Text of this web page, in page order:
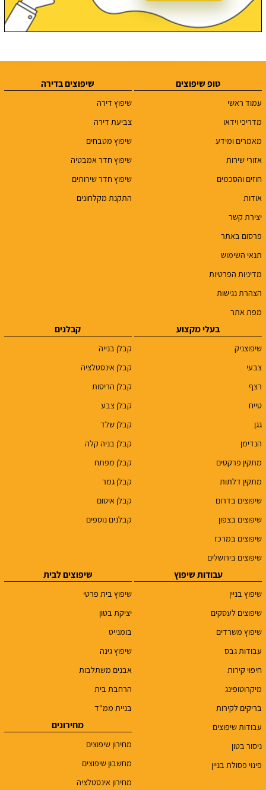
טופ שיפוצים
עמוד ראשי
מדריכי וידאו
מאמרים ומידע
אזורי שירות
חוזים והסכמים
אודות
יצירת קשר
פרסום באתר
תנאי השימוש
מדיניות הפרטיות
הצהרת נגישות
מפת אתר
שיפוצים בדירה
שיפוץ דירה
צביעת דירה
שיפוץ מטבחים
שיפוץ חדר אמבטיה
שיפוץ חדר שירותים
התקנת מקלחונים
בעלי מקצוע
שיפוצניק
צבעי
רצף
טייח
גגן
הנדימן
מתקין פרקטים
מתקין דלתות
שיפוצים בדרום
שיפוצים בצפון
שיפוצים במרכז
שיפוצים בירושלים
קבלנים
קבלן בנייה
קבלן אינסטלציה
קבלן הריסות
קבלן צבע
קבלן שלד
קבלן בניה קלה
קבלן מפתח
קבלן גמר
קבלן איטום
קבלנים נוספים
עבודות שיפוץ
שיפוץ בניין
שיפוצים לעסקים
שיפוץ משרדים
עבודות גבס
חיפוי קירות
מיקרוטופינג
בריקים לקירות
עבודות שיפוצים
ניסור בטון
פינוי פסולת בניין
שיפוצים לבית
שיפוץ בית פרטי
יציקת בטון
בומנייט
שיפוץ גינה
אבנים משתלבות
הרחבת בית
בניית ממ"ד
מחירונים
מחירון שיפוצים
מחשבון שיפוצים
מחירון אינסטלציה